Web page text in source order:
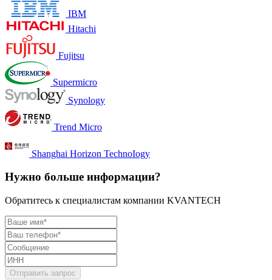
IBM
Hitachi
Fujitsu
Supermicro
Synology
Trend Micro
Shanghai Horizon TechnoIogy
Нужно больше информации?
Обратитесь к специалистам компании KVANTECH